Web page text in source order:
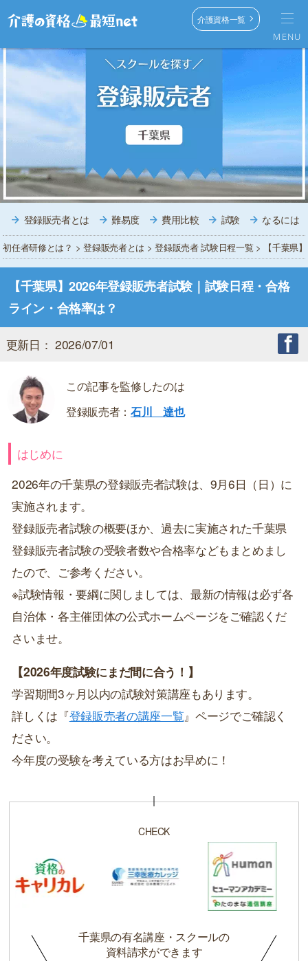
MENU
介護資格一覧
登録販売者とは 難易度 費用比較 試験 なるには
初任者研修とは？ >登録販売者とは >登録販売者 試験日程一覧 > 【千葉県
【千葉県】2026年登録販売者試験｜試験日程・合格
ライン・合格率は？
更新日： 2026/07/01
この記事を監修したのは
登録販売者： 石川 達也
はじめに
2026年の千葉県の登録販売者試験は、9月6日（日）に
実施されます。
登録販売者試験の概要ほか、過去に実施された千葉県
登録販売者試験の受験者数や合格率などもまとめまし
たので、ご参考ください。
※試験情報・要綱に関しましては、最新の情報は必ず各
自治体・各主催団体の公式ホームページをご確認くだ
さいませ。
【2026年度試験にまだ間に合う！】
学習期間3ヶ月以内の試験対策講座もあります。
詳しくは『登録販売者の講座一覧』ページでご確認く
ださい。
今年度の受験を考えている方はお早めに！
CHECK
千葉県の有名講座・スクールの
資料請求ができます